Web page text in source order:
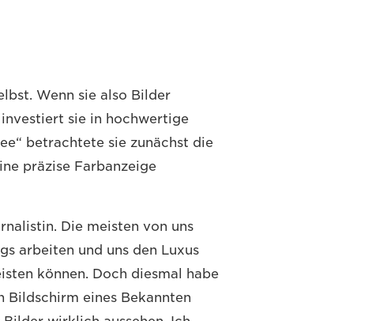
Wenn sie also Bilder
sie in hochwertige
betrachtete sie zunächst die
präzise Farbanzeige
Die meisten von uns
arbeiten und uns den Luxus
können. Doch diesmal habe
Bildschirm eines Bekannten